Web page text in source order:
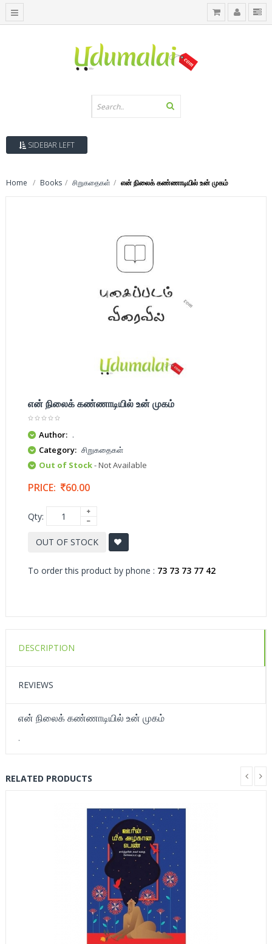
SIDEBAR LEFT
Home Books சிறுகதைகள் என் நிலைக் கண்ணாடியில் உன் முகம்
என் நிலைக் கண்ணாடியில் உன் முகம்
Author: .
Category: சிறுகதைகள்
Out of Stock- Not Available
PRICE: 60.00
Qty:
OUT OF STOCK
To order this product by phone : 73 73 73 77 42
DESCRIPTION
REVIEWS
என் நிலைக் கண்ணாடியில் உன் முகம்
.
RELATED PRODUCTS